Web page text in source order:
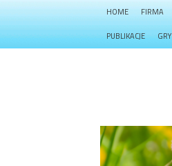
HOME FIRMA
PUBLIKACJE GRY